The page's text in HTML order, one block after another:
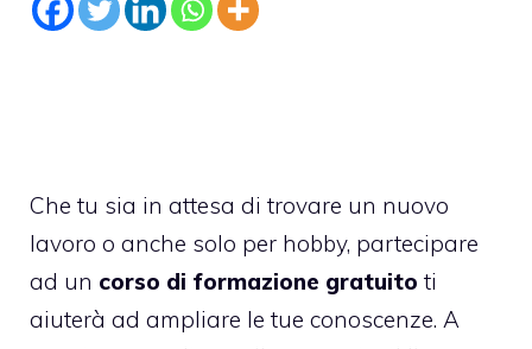
Che tu sia in attesa di trovare un nuovo
lavoro o anche solo per hobby, partecipare
ad un corso di formazione gratuito ti
aiuterà ad ampliare le tue conoscenze. A